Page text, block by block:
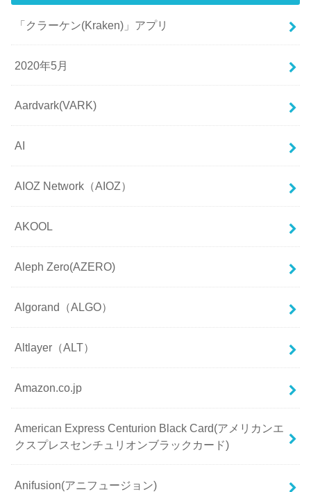
「クラーケン(Kraken)」アプリ
2020年5月
Aardvark(VARK)
AI
AIOZ Network（AIOZ）
AKOOL
Aleph Zero(AZERO)
Algorand（ALGO）
Altlayer（ALT）
Amazon.co.jp
American Express Centurion Black Card(アメリカンエ
クスプレスセンチュリオンブラックカード)
Anifusion(アニフュージョン)